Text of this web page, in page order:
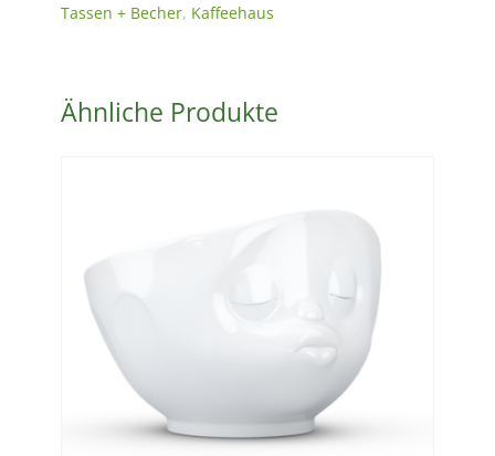
Tee
Tasse
Tassen + Becher, Kaffeehaus
Ähnliche Produkte